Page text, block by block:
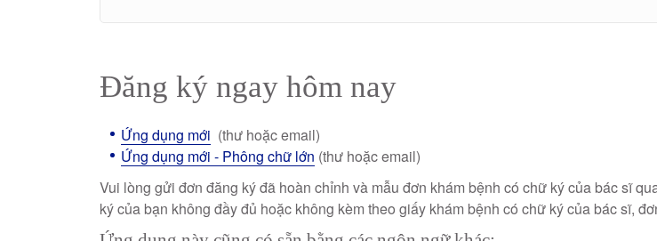
Đăng ký ngay hôm nay
Ứng dụng mới (thư hoặc email)
Ứng dụng mới - Phông chữ lớn (thư hoặc email)
Vui lòng gửi đơn đăng ký đã hoàn chỉnh và mẫu đơn khám bệnh có chữ ký của bác sĩ
ký của bạn không đầy đủ hoặc không kèm theo giấy khám bệnh có chữ ký của bác sĩ,